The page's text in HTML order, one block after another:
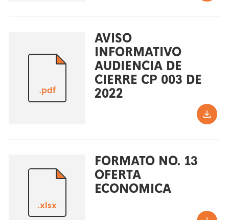
.pdf
AVISO
INFORMATIVO
AUDIENCIA DE
CIERRE CP 003 DE
2022
.xlsx
FORMATO NO. 13
OFERTA
ECONOMICA